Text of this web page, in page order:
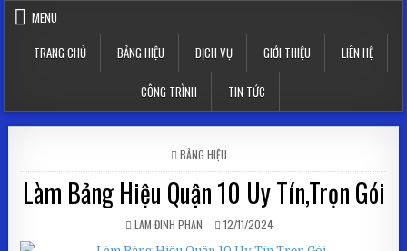
Skip to content
MENU
TRANG CHỦ
BẢNG HIỆU DỊCH VỤ GIỚI THIỆU LIÊN HỆ
CÔNG TRÌNH TIN TỨC
POSTED IN
BẢNG HIỆU
Làm Bảng Hiệu Quận 10 Uy Tín,Trọn Gói
AUTHOR:
LAM ĐINH PHAN PUBLISHED DATE:
12/11/2024